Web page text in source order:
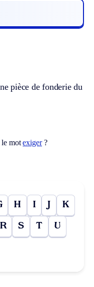
pièce de fonderie du
le motexiger?
H I J K
R S T U